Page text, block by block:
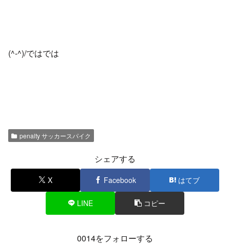
(^-^)/ではでは
penalty サッカースパイク
シェアする
X Facebook はてブ
LINE コピー
0014をフォローする